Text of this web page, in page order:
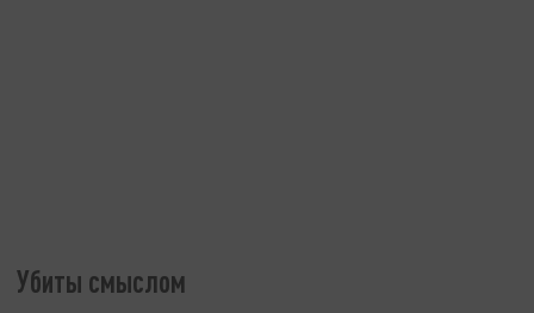
Убиты смыслом